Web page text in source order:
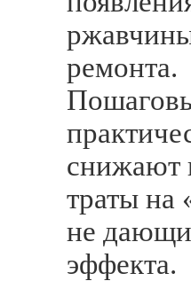
ремонта.
снижают
траты на
не
эффекта.